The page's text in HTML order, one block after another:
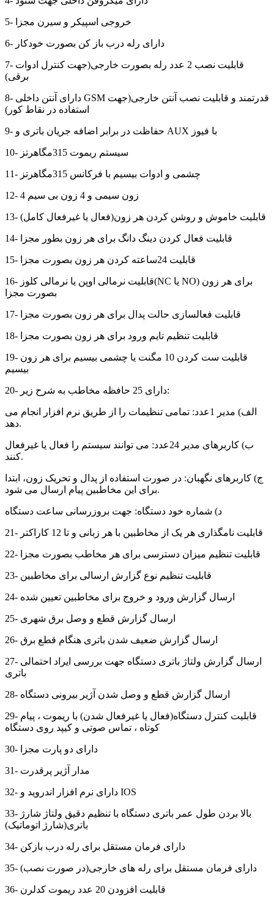
5- خروجی اسپیکر و سیرن مجزا
6- دارای رله درب باز کن بصورت خودکار
7- قابلیت نصب 2 عدد رله بصورت خارجی(جهت کنترل ادوات
برقی)
8- دارای آنتن داخلی GSM قدرتمند و قابلیت نصب آنتن خارجی(جهت
استفاده در نقاط کور)
9- حفاظت در برابر اضافه جریان باتری و AUX با فیوز
10- سیستم ریموت 315مگاهرتز
11- چشمی و ادوات بیسیم با فرکانس 315مگاهرتز
12- 4 زون سیمی و 4 زون بی سیم
13- قابلیت خاموش و روشن کردن هر زون(فعال یا غیرفعال کامل)
14- قابلیت فعال کردن دینگ دانگ برای هر زون بطور مجزا
15- قابلیت 24ساعته کردن هر زون بصورت مجزا
16- قابلیت نرمالی اوپن یا نرمالی کلوز(NC یا NO) برای هر زون
بصورت مجزا
17- قابلیت فعالسازی حالت پدال برای هر زون بصورت مجزا
18- قابلیت تنظیم تایم ورود برای هر زون بصورت مجزا
19- قابلیت ست کردن 10 مگنت یا چشمی بیسیم برای هر زون
بیسیم
20- دارای 25 حافظه مخاطب به شرح زیر:
الف) مدیر 1عدد: تمامی تنظیمات را از طریق نرم افزار انجام می
دهد.
ب) کاربرهای مدیر 24عدد: می توانند سیستم را فعال یا غیرفعال
کنند.
ج) کاربرهای نگهبان: در صورت استفاده از پدال و تحریک زون، ابتدا
برای این مخاطبین پیام ارسال می شود.
د) شماره خود دستگاه: جهت بروزرسانی ساعت دستگاه
21- قابلیت نامگذاری هر یک از مخاطبین با هر زبانی و تا 12 کاراکتر
22- قابلیت تنظیم میزان دسترسی برای هر مخاطب بصورت مجزا
23- قابلیت تنظیم نوع گزارش ارسالی برای مخاطبین
24- ارسال گزارش ورود و خروج برای مخاطبین تعیین شده
25- ارسال گزارش قطع و وصل برق شهری
26- ارسال گزارش ضعیف شدن باتری هنگام قطع برق
27- ارسال گزارش ولتاژ باتری دستگاه جهت بررسی ایراد احتمالی
باتری
28- ارسال گزارش قطع و وصل شدن آژیر بیرونی دستگاه
29- قابلیت کنترل دستگاه(فعال یا غیرفعال شدن) با ریموت ، پیام
کوتاه ، تماس صوتی و کیپد روی دستگاه
30- دارای دو پارت مجزا
31- مدار آژیر پرقدرت
32- دارای نرم افزار اندروید و IOS
33- بالا بردن طول عمر باتری دستگاه با تنظیم دقیق ولتاژ شارژ
باتری(شارژ اتوماتیک)
34- دارای فرمان مستقل برای رله درب بازکن
35- دارای فرمان مستقل برای رله های خارجی(در صورت نصب)
36- قابلیت افزودن 20 عدد ریموت کدلرن